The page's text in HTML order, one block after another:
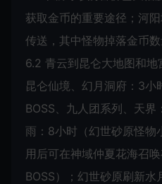
获取金币的重要途径；河
传送，其中怪物掉落金币数
6.2 青云到昆仑大地图和地
昆仑仙境、幻月洞府：3小
BOSS、九人团系列、天
雨：8小时（幻世砂原怪物
用后可在神域仲夏花海召
BOSS）；幻世砂原刷新水